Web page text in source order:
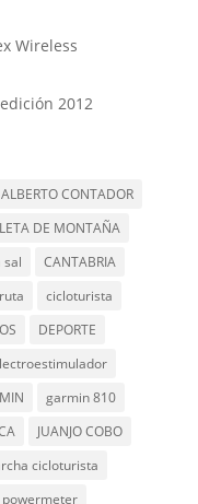
Wireless
2012
ALBERTO CONTADOR
DE MONTAÑA
sal
CANTABRIA
cicloturista
DEPORTE
garmin 810
JUANJO COBO
cicloturista
powermeter